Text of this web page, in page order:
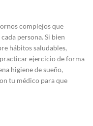
complejos que
persona. Si bien
hábitos saludables,
ejercicio de forma
higiene de sueño,
tu médico para que